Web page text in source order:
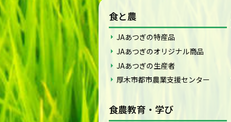
食と農
JAあつぎの特産品
JAあつぎのオリジナル商品
JAあつぎの生産者
厚木市都市農業支援センター
食農教育・学び